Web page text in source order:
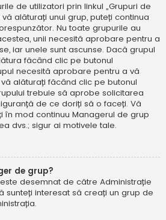
de utilizatori prin linkul „Grupuri de
alăturați unui grup, puteți continua
Nu toate grupurile au
unii necesită aprobare pentru a
iar unele sunt ascunse. Dacă grupul
făcând clic pe butonul
necesită aprobare pentru a vă
alăturați făcând clic pe butonul
trebuie să aprobe solicitarea
de ce doriți să o faceți. Vă
în mod continuu Managerul de grup
dvs.; sigur ai motivele tale.
de grup?
desemnat de către Administrație
sunteți interesat să creați un grup de